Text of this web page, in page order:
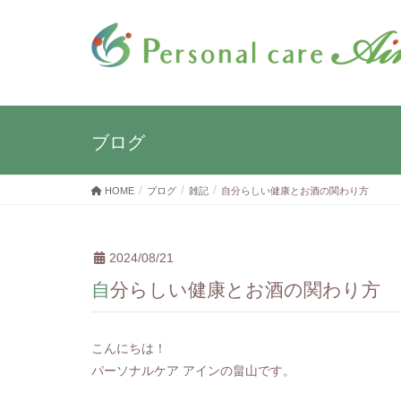
ブログ
HOME ブログ 雑記 自分らしい健康とお酒の関わり方
2024/08/21
自分らしい健康とお酒の関わり方
こんにちは！
パーソナルケア アインの畠山です。